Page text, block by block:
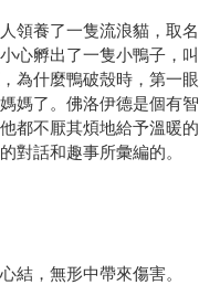
領養了一隻流浪貓，取名
心孵出了一隻小鴨子，叫
為什麼鴨破殼時，第一眼
媽了。佛洛伊德是個有智
都不厭其煩地給予溫暖的
對話和趣事所彙編的。
結，無形中帶來傷害。